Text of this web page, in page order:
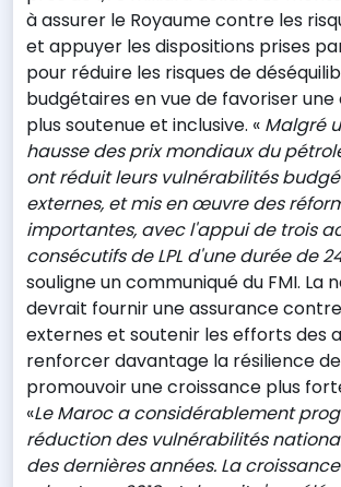
à assurer le Royaume contre les
et appuyer les dispositions prises
pour réduire les risques de
budgétaires en vue de favoriser
plus soutenue et inclusive. « Malgré
hausse des prix mondiaux du
ont réduit leurs vulnérabilités
externes, et mis en œuvre des
importantes, avec l'appui de trois
consécutifs de LPL d'une durée de
souligne un communiqué du FMI. La
devrait fournir une assurance
externes et soutenir les efforts des
renforcer davantage la résilience
promouvoir une croissance plus
«Le Maroc a considérablement
réduction des vulnérabilités
des dernières années. La